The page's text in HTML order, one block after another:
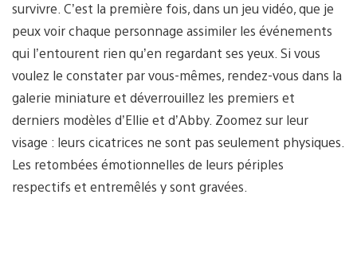
survivre. C’est la première fois, dans un jeu vidéo, que je
peux voir chaque personnage assimiler les événements
qui l’entourent rien qu’en regardant ses yeux. Si vous
voulez le constater par vous-mêmes, rendez-vous dans la
galerie miniature et déverrouillez les premiers et
derniers modèles d’Ellie et d’Abby. Zoomez sur leur
visage : leurs cicatrices ne sont pas seulement physiques.
Les retombées émotionnelles de leurs périples
respectifs et entremêlés y sont gravées.